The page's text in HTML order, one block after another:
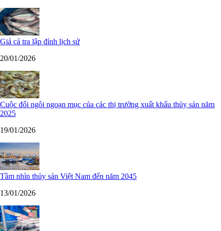
Giá cá tra lập đỉnh lịch sử
20/01/2026
Cuộc đổi ngôi ngoạn mục của các thị trường xuất khẩu thủy sản năm
2025
19/01/2026
Tầm nhìn thủy sản Việt Nam đến năm 2045
13/01/2026